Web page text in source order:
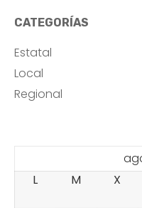
CATEGORÍAS
Estatal
Local
Regional
L
M X